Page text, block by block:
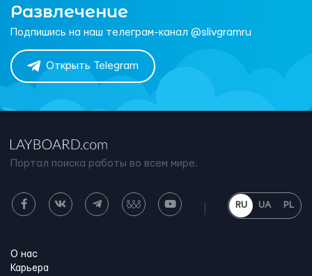
Развлечение
Подпишись на наш телеграм-канал @slivgramru
Открыть Telegram
Портал поиска работы во всем мире.
RU UA PL
О нас
Карьера